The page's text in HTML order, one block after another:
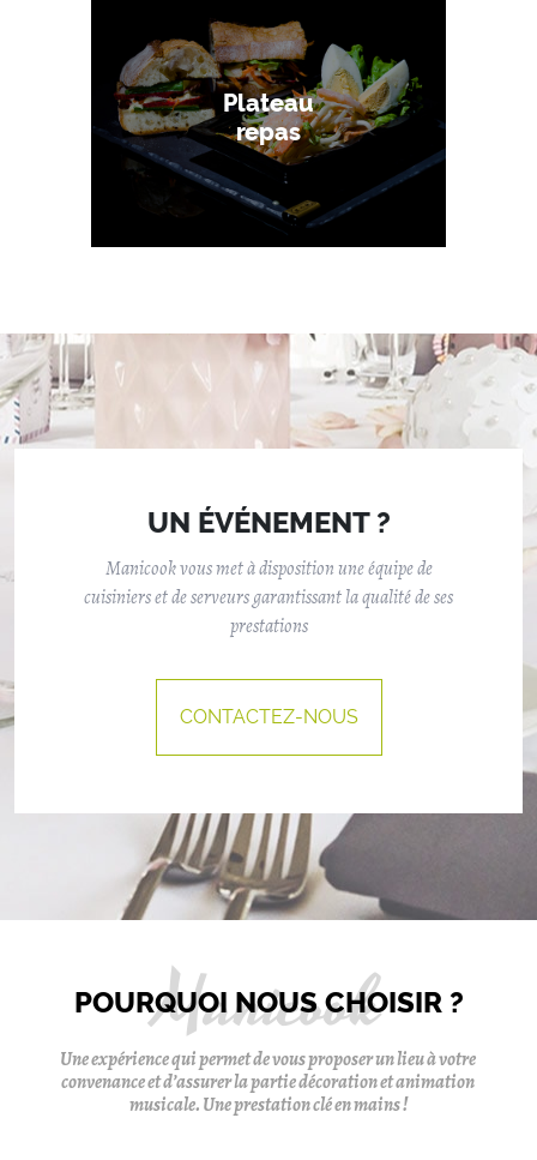
Plateau
repas
UN ÉVÉNEMENT ?
Manicook vous met à disposition une équipe de
cuisiniers et de serveurs garantissant la qualité de ses
prestations
CONTACTEZ-NOUS
POURQUOI NOUS CHOISIR ?
Une expérience qui permet de vous proposer un lieu à votre
convenance et d’assurer la partie décoration et animation
musicale. Une prestation clé en mains !